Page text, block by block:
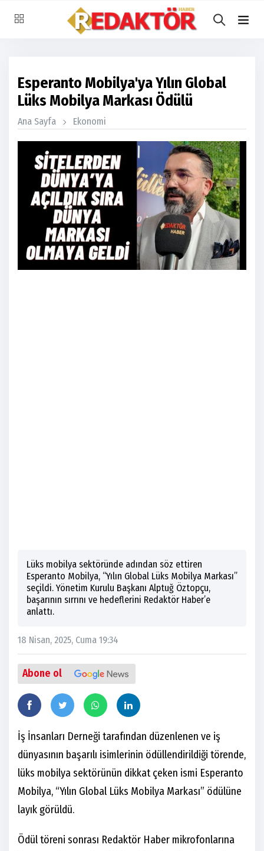
Esperanto Mobilya'ya Yılın Global
Lüks Mobilya Markası Ödülü
Ana Sayfa Ekonomi
Lüks mobilya sektöründe adından söz ettiren
Esperanto Mobilya, “Yılın Global Lüks Mobilya Markası”
seçildi. Yönetim Kurulu Başkanı Alptuğ Öztopçu,
başarının sırrını ve hedeflerini Redaktör Haber’e
anlattı.
18 Nisan, 2025, Cuma 19:34
Abone ol
İş İnsanları Derneği tarafından düzenlenen ve iş
dünyasının başarılı isimlerinin ödüllendirildiği törende,
lüks mobilya sektörünün dikkat çeken ismi Esperanto
Mobilya, “Yılın Global Lüks Mobilya Markası” ödülüne
layık görüldü.
Ödül töreni sonrası Redaktör Haber mikrofonlarına